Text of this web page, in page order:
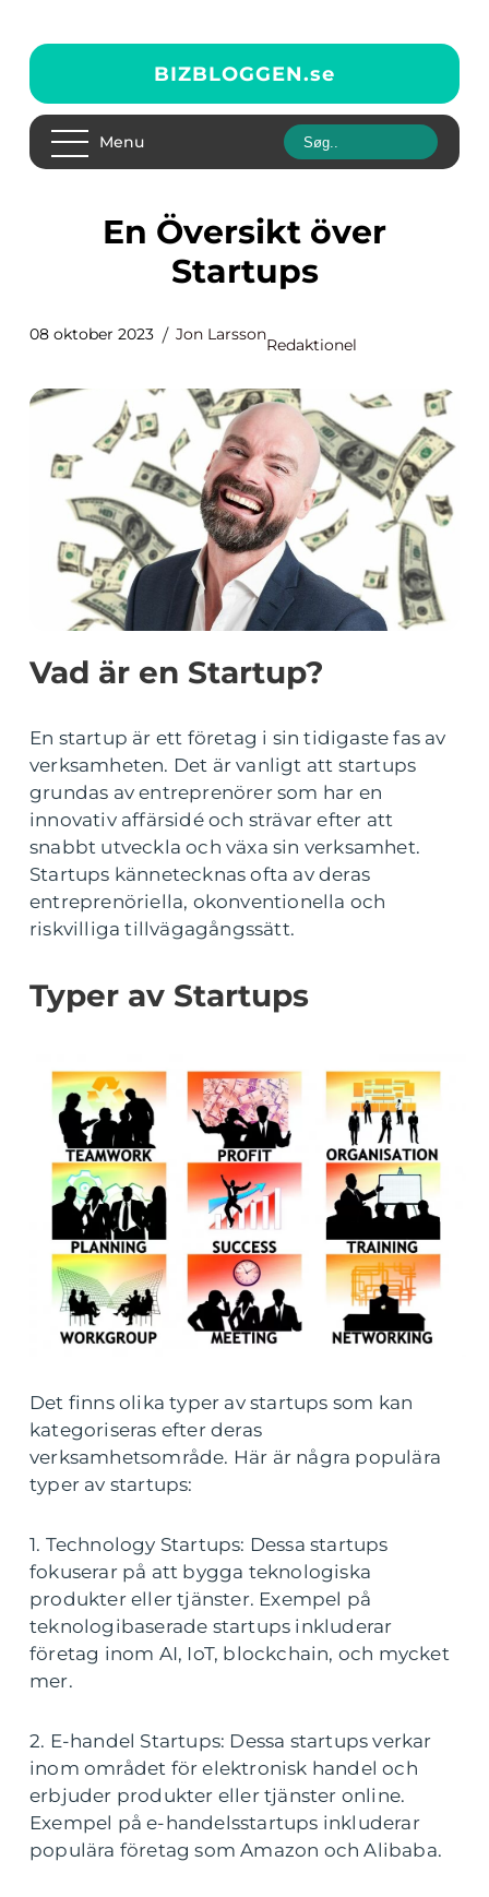
BIZBLOGGEN.se
Menu
En Översikt över
Startups
08 oktober 2023 Jon Larsson
Redaktionel
Vad är en Startup?
En startup är ett företag i sin tidigaste fas av
verksamheten. Det är vanligt att startups
grundas av entreprenörer som har en
innovativ affärsidé och strävar efter att
snabbt utveckla och växa sin verksamhet.
Startups kännetecknas ofta av deras
entreprenöriella, okonventionella och
riskvilliga tillvägagångssätt.
Typer av Startups
Det finns olika typer av startups som kan
kategoriseras efter deras
verksamhetsområde. Här är några populära
typer av startups:
1. Technology Startups: Dessa startups
fokuserar på att bygga teknologiska
produkter eller tjänster. Exempel på
teknologibaserade startups inkluderar
företag inom AI, IoT, blockchain, och mycket
mer.
2. E-handel Startups: Dessa startups verkar
inom området för elektronisk handel och
erbjuder produkter eller tjänster online.
Exempel på e-handelsstartups inkluderar
populära företag som Amazon och Alibaba.